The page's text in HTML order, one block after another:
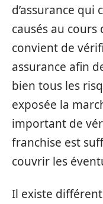
d’assurance qui
causés au cours
convient de
assurance afin
bien tous les
exposée la
important de
franchise est
couvrir les
Il existe